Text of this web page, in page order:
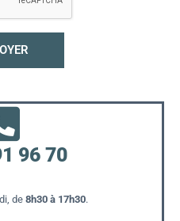
96 70
de 8h30 à 17h30.